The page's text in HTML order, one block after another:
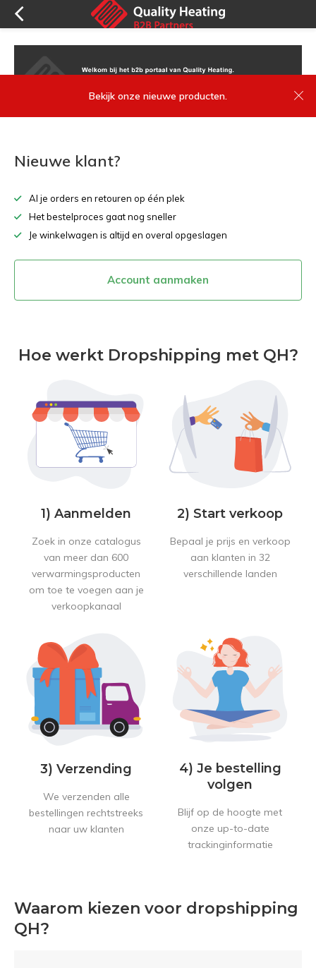
Bekijk onze nieuwe producten.
Nieuwe klant?
Al je orders en retouren op één plek
Het bestelproces gaat nog sneller
Je winkelwagen is altijd en overal opgeslagen
Account aanmaken
Hoe werkt Dropshipping met QH?
1) Aanmelden
Zoek in onze catalogus
van meer dan 600
verwarmingsproducten
om toe te voegen aan je
verkoopkanaal
2) Start verkoop
Bepaal je prijs en verkoop
aan klanten in 32
verschillende landen
3) Verzending
We verzenden alle
bestellingen rechtstreeks
naar uw klanten
4) Je bestelling
volgen
Blijf op de hoogte met
onze up-to-date
trackinginformatie
Waarom kiezen voor dropshipping
QH?